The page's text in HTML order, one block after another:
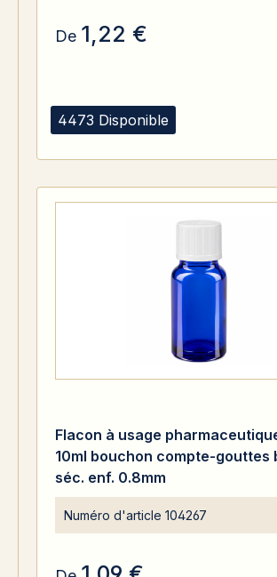
4473 Disponible
De 1,22 €
Flacon à usage
10ml bouchon compte-gouttes
séc. enf. 0.8mm
Numéro d'article 104267